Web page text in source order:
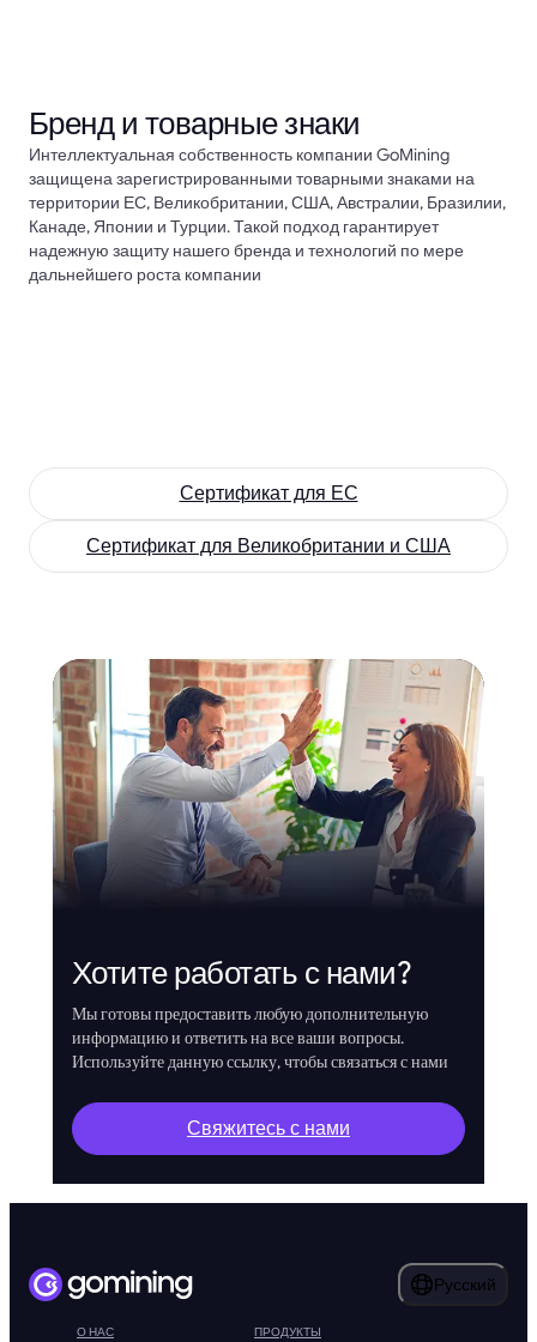
Бренд и товарные знаки
Интеллектуальная собственность компании GoMining
защищена зарегистрированными товарными знаками на
территории ЕС, Великобритании, США, Австралии, Бразилии,
Канаде, Японии и Турции. Такой подход гарантирует
надежную защиту нашего бренда и технологий по мере
дальнейшего роста компании
Сертификат для ЕС
Сертификат для Великобритании и США
Хотите работать с нами?
Мы готовы предоставить любую дополнительную
информацию и ответить на все ваши вопросы.
Используйте данную ссылку, чтобы связаться с нами
Свяжитесь с нами
Русский
О НАС ПРОДУКТЫ